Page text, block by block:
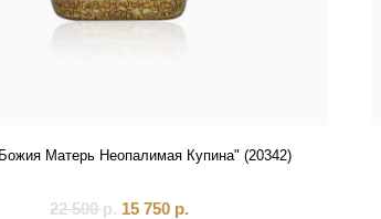
Матерь Неопалимая Купина" (20342)
22 500р. 15 750 р.